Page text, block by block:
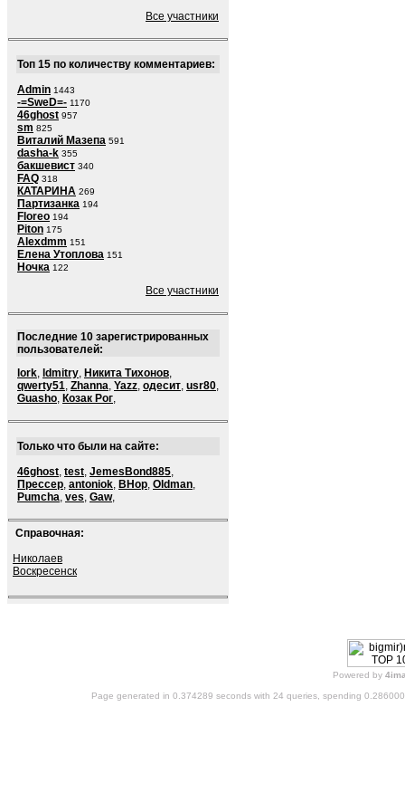
Все участники
Топ 15 по количеству комментариев:
Admin 1443
-=SweD=- 1170
46ghost 957
sm 825
Виталий Мазепа 591
dasha-k 355
бакшевист 340
FAQ 318
КАТАРИНА 269
Партизанка 194
Floreo 194
Piton 175
Alexdmm 151
Елена Утоплова 151
Ночка 122
Все участники
Последние 10 зарегистрированных
пользователей:
lork, ldmitry, Никита Тихонов,
qwerty51, Zhanna, Yazz, одесит, usr80,
Guasho, Козак Рог,
Только что были на сайте:
46ghost, test, JemesBond885,
Прессер, antoniok, BHop, Oldman,
Pumcha, ves, Gaw,
Справочная:
Николаев
Воскресенск
Powered by
Page generated in 0.374289 seconds with 24 queries, spending